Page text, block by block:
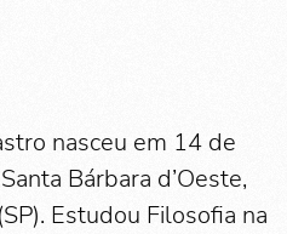
nasceu em 14 de
Bárbara d’Oeste,
Estudou Filosofia na